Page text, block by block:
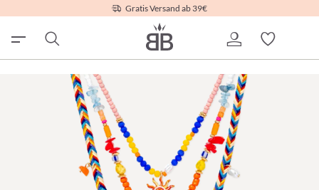
Gratis Versand ab 39€